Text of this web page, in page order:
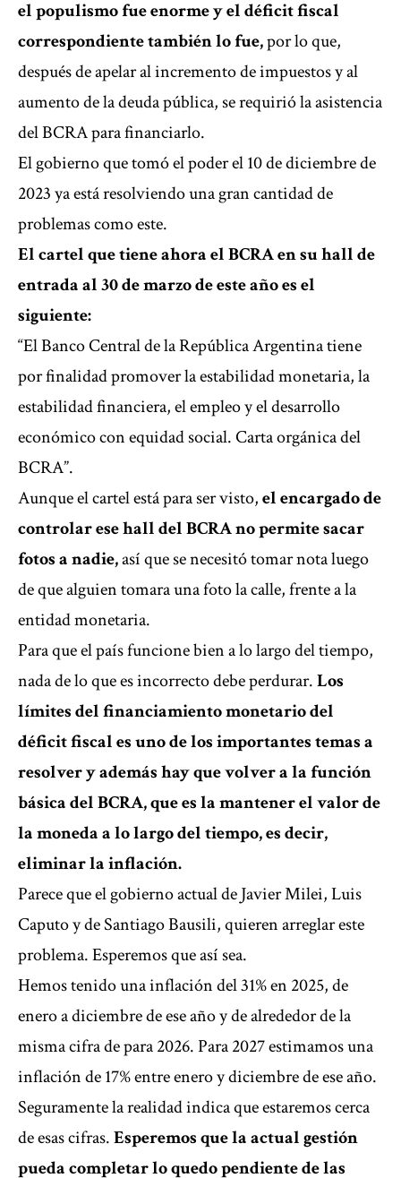
el populismo fue enorme y el déficit fiscal
correspondiente también lo fue,por lo que,
después de apelar al incremento de impuestos y al
aumento de la deuda pública, se requirió la asistencia
del BCRA para financiarlo.
El gobierno que tomó el poder el 10 de diciembre de
2023 ya está resolviendo una gran cantidad de
problemas como este.
El cartel que tiene ahora el BCRA en su hall de
entrada al 30 de marzo de este año es el
siguiente:
“El Banco Central de la República Argentina tiene
por finalidad promover la estabilidad monetaria, la
estabilidad financiera, el empleo y el desarrollo
económico con equidad social. Carta orgánica del
BCRA”.
Aunque el cartel está para ser visto,el encargado de
controlar ese hall del BCRA no permite sacar
fotos a nadie,así que se necesitó tomar nota luego
de que alguien tomara una foto la calle, frente a la
entidad monetaria.
Para que el país funcione bien a lo largo del tiempo,
nada de lo que es incorrecto debe perdurar.Los
límites del financiamiento monetario del
déficit fiscal es uno de los importantes temas a
resolver y además hay que volver a la función
básica del BCRA, que es la mantener el valor de
la moneda a lo largo del tiempo, es decir,
eliminar la inflación.
Parece que el gobierno actual de Javier Milei, Luis
Caputo y de Santiago Bausili, quieren arreglar este
problema. Esperemos que así sea.
Hemos tenido una inflación del 31% en 2025, de
enero a diciembre de ese año y de alrededor de la
misma cifra de para 2026. Para 2027 estimamos una
inflación de 17% entre enero y diciembre de ese año.
Seguramente la realidad indica que estaremos cerca
de esas cifras.Esperemos que la actual gestión
pueda completar lo quedo pendiente de las